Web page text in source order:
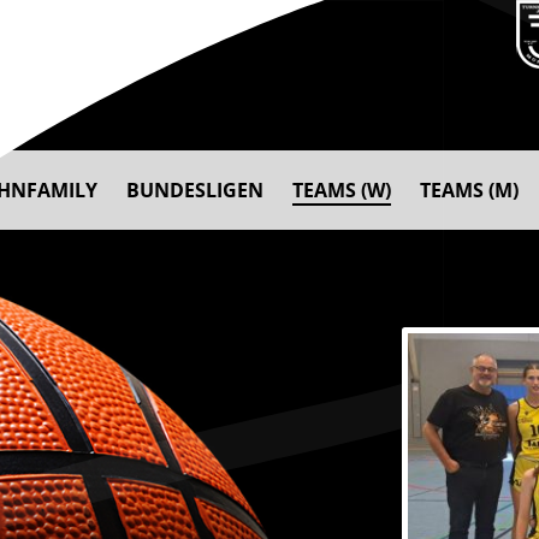
BUNDESLIGEN TEAMS (W) TEAMS (M)